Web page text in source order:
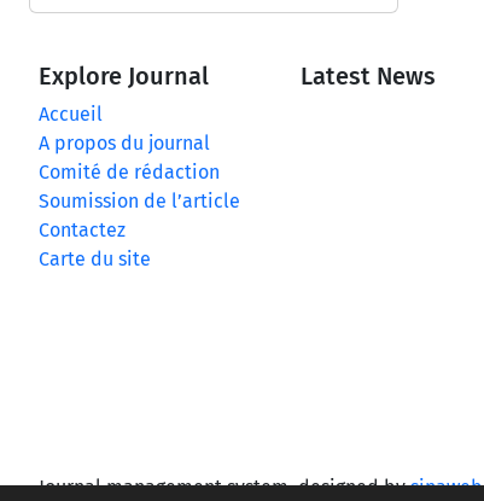
Explore Journal
Accueil
A propos du journal
Comité de rédaction
Soumission de l’article
Contactez
Carte du site
Latest News
Journal management system.designed bysinaweb